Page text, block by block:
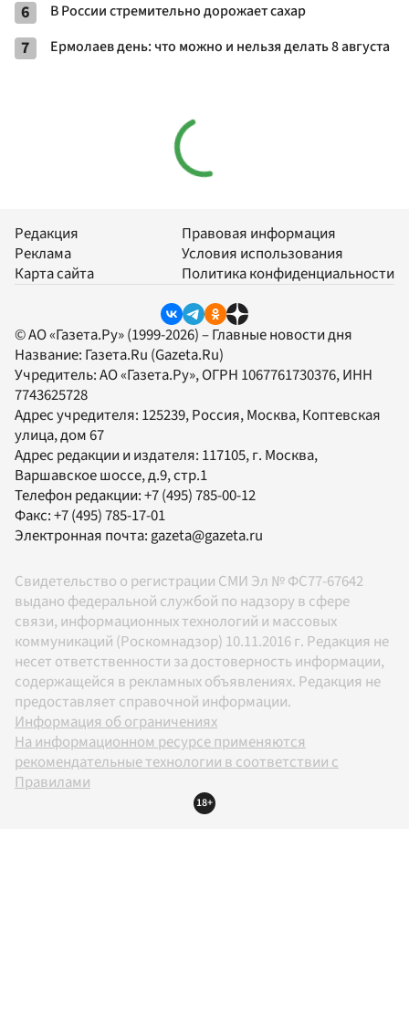
6 В России стремительно дорожает сахар
7 Ермолаев день: что можно и нельзя делать 8 августа
Редакция
Реклама
Карта сайта
Правовая информация
Условия использования
Политика конфиденциальности
© АО «Газета.Ру» (1999-2026) – Главные новости дня
Название: Газета.Ru (Gazeta.Ru)
Учредитель:АО «Газета.Ру», ОГРН 1067761730376, ИНН
7743625728
Адрес учредителя: 125239, Россия, Москва, Коптевская
улица, дом 67
Адрес редакции и издателя: 117105, г. Москва,
Варшавское шоссе, д.9, стр.1
Телефон редакции:+7 (495) 785-00-12
Факс:+7 (495) 785-17-01
Электронная почта: gazeta@gazeta.ru
Свидетельство о регистрации СМИ Эл № ФС77-67642
выдано федеральной службой по надзору в сфере
связи, информационных технологий и массовых
коммуникаций (Роскомнадзор) 10.11.2016 г. Редакция не
несет ответственности за достоверность информации,
содержащейся в рекламных объявлениях. Редакция не
предоставляет справочной информации.
Информация об ограничениях
На информационном ресурсе применяются
рекомендательные технологии в соответствии с
Правилами
18+